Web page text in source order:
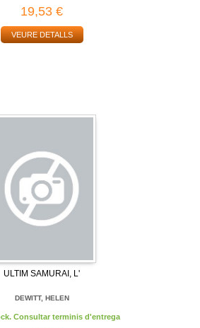
19,53 €
VEURE DETALLS
ULTIM SAMURAI, L'
DEWITT, HELEN
Consultar terminis d'entrega